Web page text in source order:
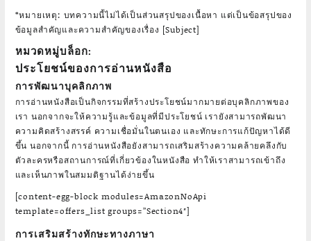
*หมายเหตุ: บทความนี้ไม่ได้เป็นส่วนสรุปของเนื้อหา แต่เป็นข้อสรุปของ
ข้อมูลสำคัญและความสำคัญของเรื่อง [Subject]
หมวดหมู่บล็อก:
ประโยชน์ของการอ่านหนังสือ
การพัฒนาบุคลิกภาพ
การอ่านหนังสือเป็นกิจกรรมที่สร้างประโยชน์มากมายต่อบุคลิกภาพของ
เรา นอกจากจะให้ความรู้และข้อมูลที่มีประโยชน์ เรายังสามารถพัฒนา
ความคิดสร้างสรรค์ ความเชื่อมั่นในตนเอง และทักษะการแก้ปัญหาได้ดี
ขึ้น นอกจากนี้ การอ่านหนังสือยังสามารถเสริมสร้างความคล้ายคลึงกับ
ตัวละครหรือสถานการณ์ที่เกี่ยวข้องในหนังสือ ทำให้เราสามารถเข้าถึง
และเห็นภาพในสมมติฐานได้ง่ายขึ้น
[content-egg-block modules=AmazonNoApi
template=offers_list groups=”Section4″]
การเสริมสร้างทักษะทางภาษา